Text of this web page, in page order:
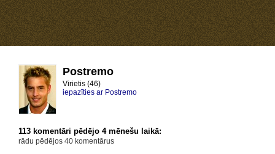
Postremo
Virietis (46)
iepazīties ar Postremo
113 komentāri pēdējo 4 mēnešu laikā:
rādu pēdējos 40 komentārus